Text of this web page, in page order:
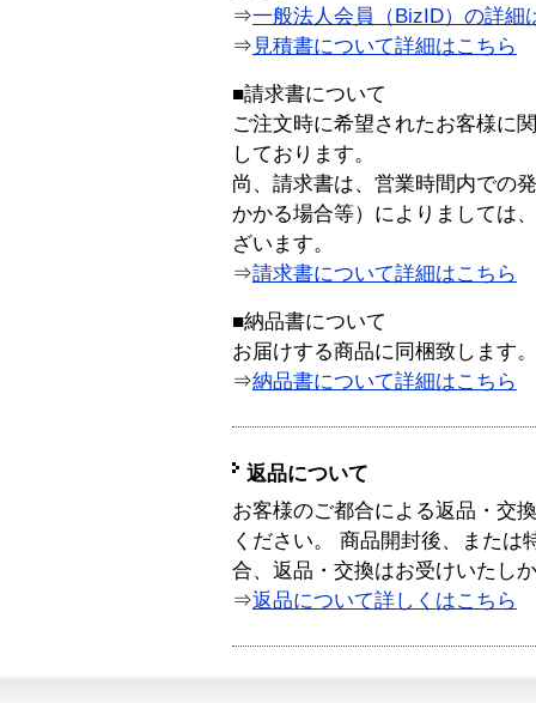
⇒一般法人会員（BizID）の詳細
⇒ 見積書について詳細はこちら
■請求書について
ご注文時に希望されたお客様に
しております。
尚、請求書は、営業時間内での
かかる場合等）によりましては
ざいます。
⇒請求書について詳細はこちら
■納品書について
お届けする商品に同梱致します。
⇒納品書について詳細はこちら
返品について
お客様のご都合による返品・交
ください。 商品開封後、または
合、返品・交換はお受けいたし
⇒返品について詳しくはこちら